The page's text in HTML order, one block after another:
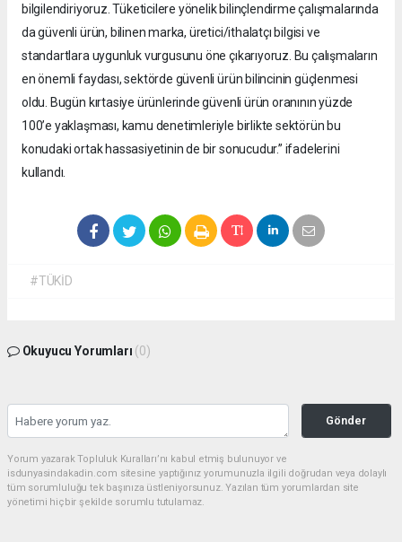
bilgilendiriyoruz. Tüketicilere yönelik bilinçlendirme çalışmalarında
da güvenli ürün, bilinen marka, üretici/ithalatçı bilgisi ve
standartlara uygunluk vurgusunu öne çıkarıyoruz. Bu çalışmaların
en önemli faydası, sektörde güvenli ürün bilincinin güçlenmesi
oldu. Bugün kırtasiye ürünlerinde güvenli ürün oranının yüzde
100’e yaklaşması, kamu denetimleriyle birlikte sektörün bu
konudaki ortak hassasiyetinin de bir sonucudur.” ifadelerini
kullandı.
#TÜKİD
Okuyucu Yorumları (0)
Gönder
Yorum yazarak Topluluk Kuralları’nı kabul etmiş bulunuyor ve
isdunyasindakadin.com sitesine yaptığınız yorumunuzla ilgili doğrudan veya dolaylı
tüm sorumluluğu tek başınıza üstleniyorsunuz. Yazılan tüm yorumlardan site
yönetimi hiçbir şekilde sorumlu tutulamaz.